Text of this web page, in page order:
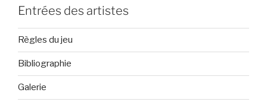
Entrées des artistes
Règles du jeu
Bibliographie
Galerie